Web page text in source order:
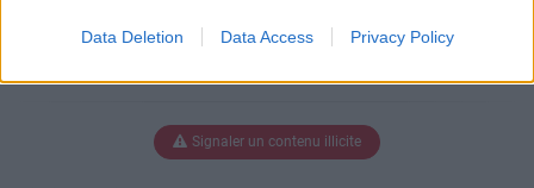
Data Deletion Data Access Privacy Policy
Signaler un contenu illicite